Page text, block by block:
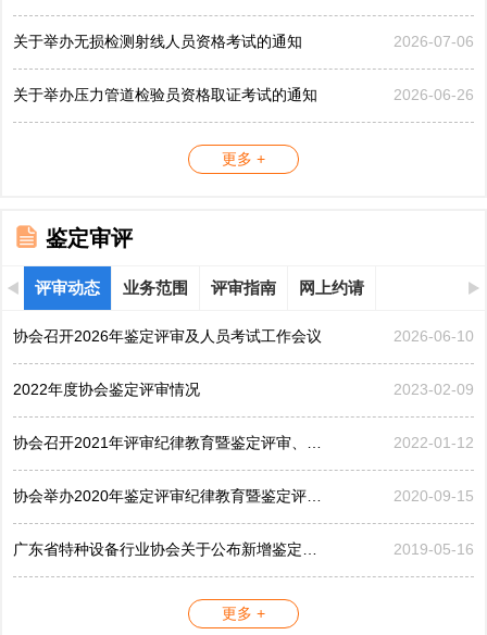
关于举办无损检测射线人员资格考试的通知 2026-07-06
关于举办压力管道检验员资格取证考试的通知 2026-06-26
更多 +
鉴定审评
评审动态 业务范围 评审指南 网上约请
协会召开2026年鉴定评审及人员考试工作会议 2026-06-10
2022年度协会鉴定评审情况 2023-02-09
协会召开2021年评审纪律教育暨鉴定评审、考评工作会议 2022-01-12
协会举办2020年鉴定评审纪律教育暨鉴定评审工作会议 2020-09-15
广东省特种设备行业协会关于公布新增鉴定评审员的公告... 2019-05-16
更多 +